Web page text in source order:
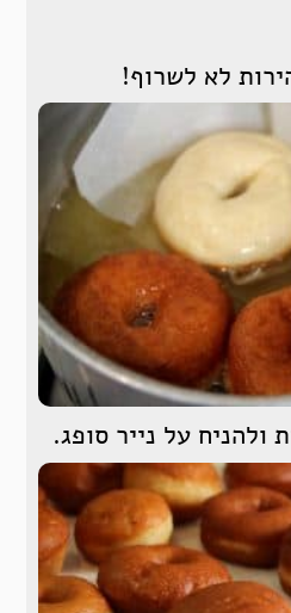
לא לשרוף!
ולהניח על נייר סופג.